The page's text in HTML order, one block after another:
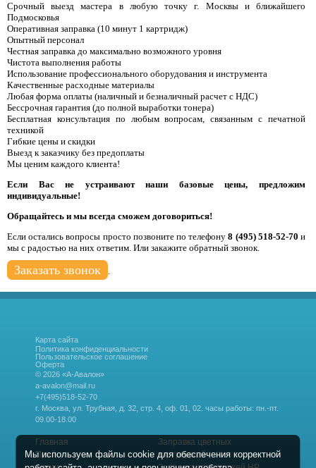
Срочный выезд мастера в любую точку г. Москвы и ближайшего
Подмосковья
Оперативная заправка (10 минут 1 картридж)
Опытный персонал
Честная заправка до максимально возможного уровня
Чистота выполнения работы
Использование профессионального оборудования и инструмента
Качественные расходные материалы
Любая форма оплаты (наличный и безналичный расчет с НДС)
Бессрочная гарантия (до полной выработки тонера)
Бесплатная консультация по любым вопросам, связанным с печатной
техникой
Гибкие цены и скидки
Выезд к заказчику без предоплаты
Мы ценим каждого клиента!
Если Вас не устраивают наши базовые цены, предложим
индивидуальные!
Обращайтесь и мы всегда сможем договориться!
Если остались вопросы просто позвоните по телефону8 (495) 518-52-70 и
мы с радостью на них ответим. Или закажите обратный звонок.
Заказать звонок .
Карта сайта
Политика конфиденциальности
Пользовательское соглашение
Оферта
© 2026 «А-Авалон»
a-avalon@mail.ru
+7(495)518-52-70
г. Москва, ул. Трубная, д. 32, стр. 4, оф. 01, 02. часы работы: пн.-пт.
09.00-18.00
Главная
Прайс
Заправка цветных
картриджей
Мы используем файлы cookie для обеспечения корректной